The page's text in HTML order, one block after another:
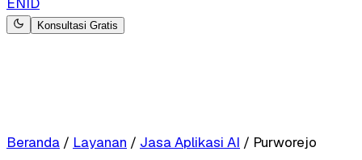
Konsultasi Gratis
Beranda / Layanan / Jasa Aplikasi AI / Purworejo